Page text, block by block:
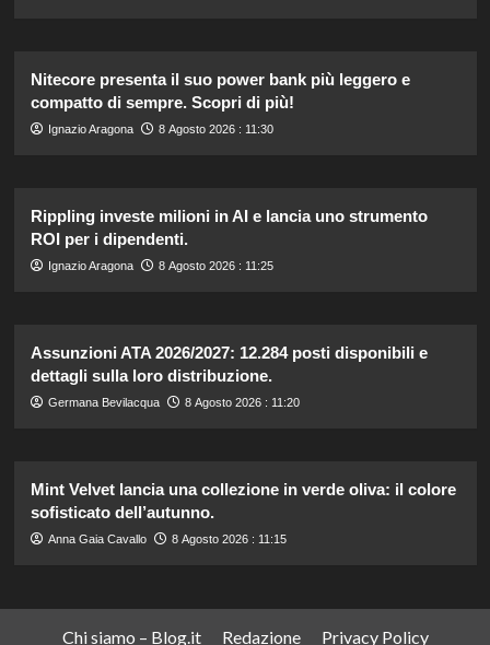
Nitecore presenta il suo power bank più leggero e
compatto di sempre. Scopri di più!
Ignazio Aragona 8 Agosto 2026 : 11:30
Rippling investe milioni in AI e lancia uno strumento
ROI per i dipendenti.
Ignazio Aragona 8 Agosto 2026 : 11:25
Assunzioni ATA 2026/2027: 12.284 posti disponibili e
dettagli sulla loro distribuzione.
Germana Bevilacqua 8 Agosto 2026 : 11:20
Mint Velvet lancia una collezione in verde oliva: il colore
sofisticato dell’autunno.
Anna Gaia Cavallo 8 Agosto 2026 : 11:15
Chi siamo – Blog.it Redazione Privacy Policy